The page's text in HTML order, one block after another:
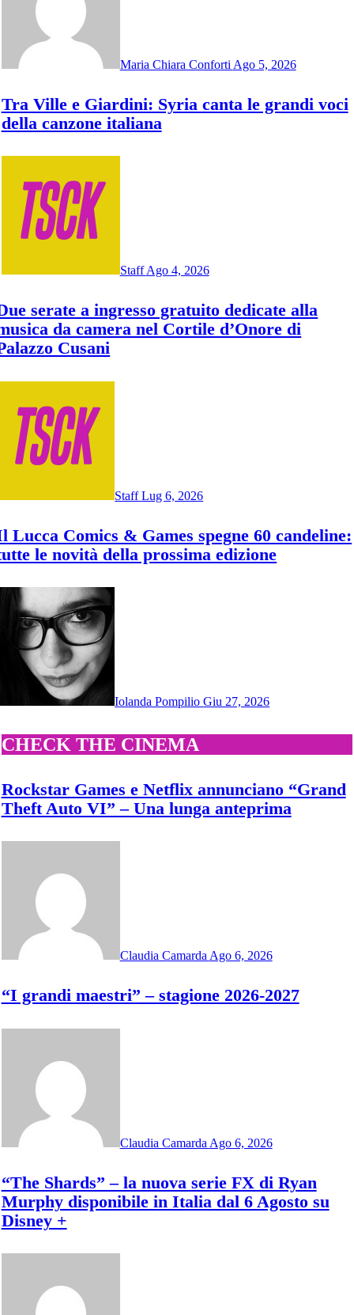
Maria Chiara Conforti Ago 5, 2026
Tra Ville e Giardini: Syria canta le grandi voci
della canzone italiana
StaffAgo 4, 2026
serate a ingresso gratuito dedicate alla
da camera nel Cortile d’Onore di
Cusani
StaffLug 6, 2026
Lucca Comics & Games spegne 60 candeline:
le novità della prossima edizione
Iolanda PompilioGiu 27, 2026
CHECK THE CINEMA
Rockstar Games e Netflix annunciano “Grand
Theft Auto VI” – Una lunga anteprima
Claudia Camarda Ago 6, 2026
“I grandi maestri” – stagione 2026-2027
Claudia Camarda Ago 6, 2026
“The Shards” – la nuova serie FX di Ryan
Murphy disponibile in Italia dal 6 Agosto su
Disney +